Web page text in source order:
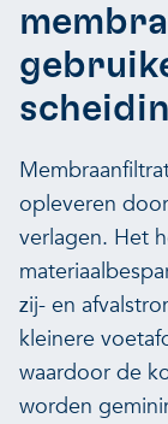
opleveren
verlagen. Het
zij- en
kleinere
waardoor de
worden